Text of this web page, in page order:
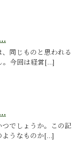
同じものと思われる
。今回は経営[...]
でしょうか。この記
うなものか[...]